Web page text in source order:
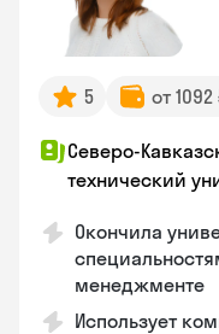
5 от
Северо-
технический
Окончила
менеджменте
Использует